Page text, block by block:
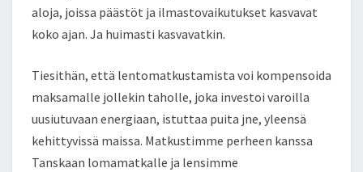
aloja, joissa päästöt ja ilmastovaikutukset kasvavat
koko ajan. Ja huimasti kasvavatkin.
Tiesithän, että lentomatkustamista voi kompensoida
maksamalle jollekin taholle, joka investoi varoilla
uusiutuvaan energiaan, istuttaa puita jne, yleensä
kehittyvissä maissa. Matkustimme perheen kanssa
Tanskaan lomamatkalle ja lensimme